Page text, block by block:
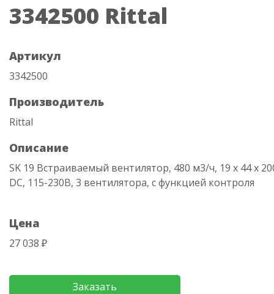
3342500 Rittal
Артикул
3342500
Производитель
Rittal
Описание
SK 19 Встраиваемый вентилятор, 480 м3/ч, 19 х 44 х
DC, 115-230В, 3 вентилятора, с функцией контроля
Цена
27 038 ₽
Заказать